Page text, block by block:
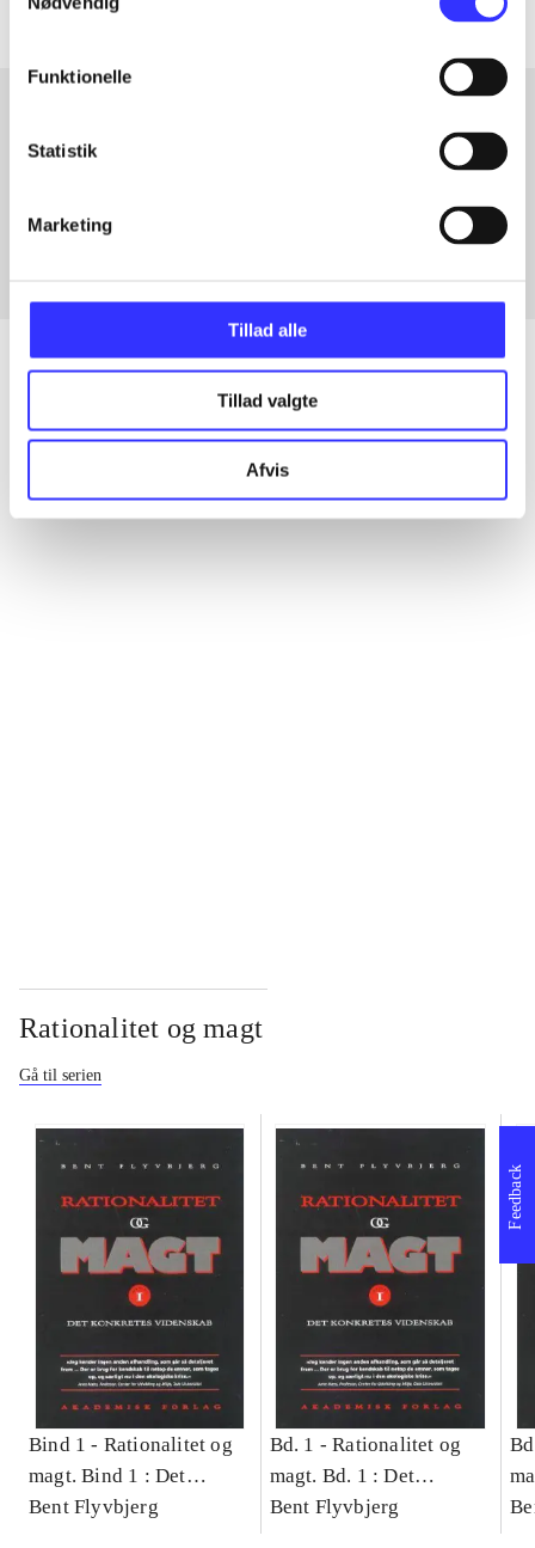
Funktionelle
Statistik
Marketing
Tillad alle
Tillad valgte
Afvis
Artikler med samme emner
Artikler
Alle registrerede artikler fordelt på udgivelser
Rationalitet og magt
Gå til serien
Bind 1 - Rationalitet og
magt. Bind 1 : Det
konkretes videnskab
Bent Flyvbjerg
Bd. 1 -Rationalitet og
magt. Bd. 1 : Det
konkretes videnskab
Bent Flyvbjerg
Feedback